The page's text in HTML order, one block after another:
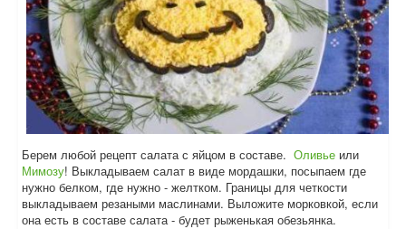
Берем любой рецепт салата с яйцом в составе. Оливье или
Мимозу! Выкладываем салат в виде мордашки, посыпаем где
нужно белком, где нужно - желтком. Границы для четкости
выкладываем резаными маслинами. Выложите морковкой, если
она есть в составе салата - будет рыженькая обезьянка.